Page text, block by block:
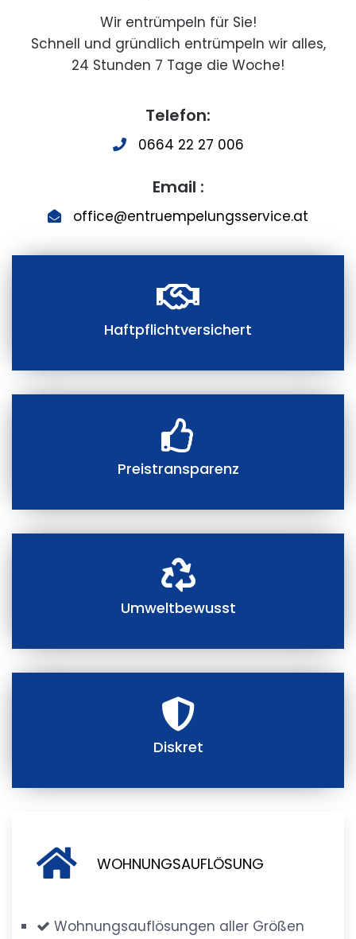
Wir entrümpeln für Sie!
Schnell und gründlich entrümpeln wir alles,
24 Stunden 7 Tage die Woche!
Telefon:
0664 22 27 006
Email :
office@entruempelungsservice.at
Haftpflichtversichert
Preistransparenz
Umweltbewusst
Diskret
WOHNUNGSAUFLÖSUNG
Wohnungsauflösungen aller Größen